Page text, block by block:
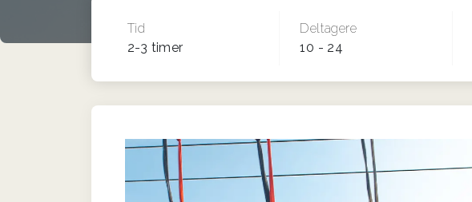
Tid
2-3 timer
Deltagere
10 - 24